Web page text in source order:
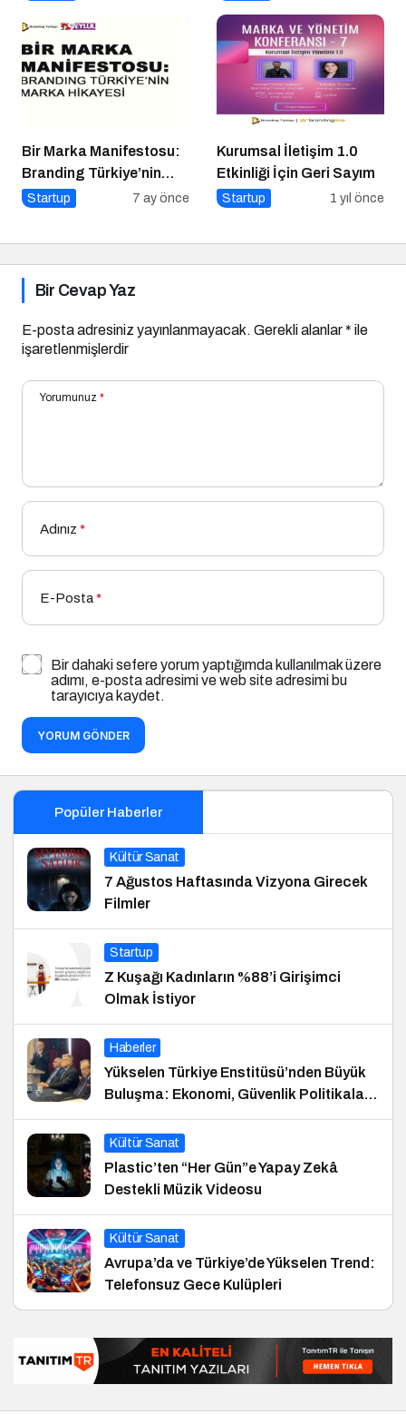
Bir Marka Manifestosu:
Branding Türkiye’nin
Marka Hikayesi
Startup 7 ay önce
Kurumsal İletişim 1.0
Etkinliği İçin Geri Sayım
Startup 1 yıl önce
Bir Cevap Yaz
E-posta adresiniz yayınlanmayacak. Gerekli alanlar* ile
işaretlenmişlerdir
Yorumunuz *
Adınız *
E-Posta*
Bir dahaki sefere yorum yaptığımda kullanılmak üzere
adımı, e-posta adresimi ve web site adresimi bu
tarayıcıya kaydet.
YORUM GÖNDER
Popüler Haberler
Kültür Sanat
7 Ağustos Haftasında Vizyona Girecek
Filmler
Startup
Z Kuşağı Kadınların %88’i Girişimci
Olmak İstiyor
Haberler
Yükselen Türkiye Enstitüsü’nden Büyük
Buluşma: Ekonomi, Güvenlik Politikaları
ve Hukuk Konferansı
Kültür Sanat
Plastic’ten “Her Gün”e Yapay Zekâ
Destekli Müzik Videosu
Kültür Sanat
Avrupa’da ve Türkiye’de Yükselen Trend:
Telefonsuz Gece Kulüpleri